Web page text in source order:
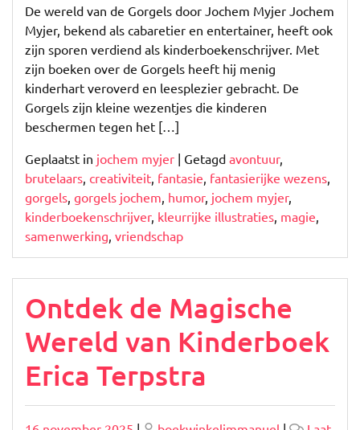
De wereld van de Gorgels door Jochem Myjer Jochem
Myjer, bekend als cabaretier en entertainer, heeft ook
zijn sporen verdiend als kinderboekenschrijver. Met
zijn boeken over de Gorgels heeft hij menig
kinderhart veroverd en leesplezier gebracht. De
Gorgels zijn kleine wezentjes die kinderen
beschermen tegen het […]
Geplaatst in jochem myjer | Getagd avontuur,
brutelaars creativiteit fantasie fantasierijke wezens
gorgels gorgels jochem humor, jochem myjer,
kinderboekenschrijver, kleurrijke illustraties magie
samenwerking vriendschap
Ontdek de Magische
Wereld van Kinderboek
Erica Terpstra